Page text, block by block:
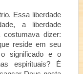
Essa liberdade
a liberdade
costumava dizer:
reside em seu
significado e o
espirituais? É